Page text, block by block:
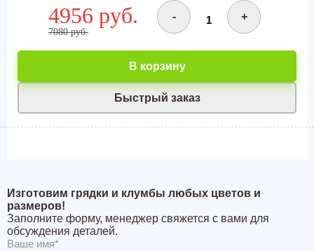
4956 руб.
7080 руб.
- +
Быстрый заказ
В корзину
Изготовим грядки и клумбы любых цветов и
размеров!
Заполните форму, менеджер свяжется с вами для
обсуждения деталей.
Ваше имя*